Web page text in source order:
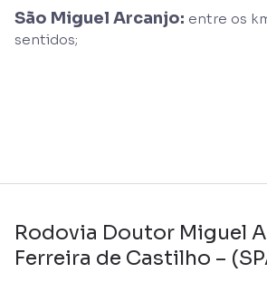
São Miguel Arcanjo: entre os
sentidos;
Rodovia Doutor Miguel
Ferreira de Castilho –